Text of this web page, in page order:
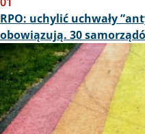
RPO: uchylić uchwały
obowiązują. 30
Obraz